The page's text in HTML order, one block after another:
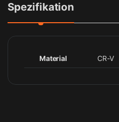
Spezifikation
Material CR-V